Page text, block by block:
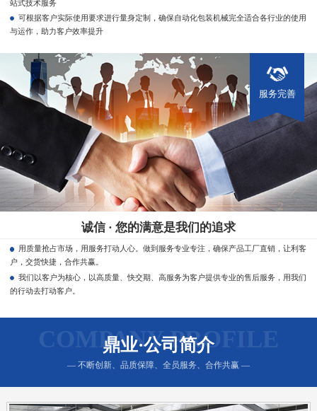
站式技术服务
可根据客户实际使用要求进行量身定制，确保自动化包装机械完全适合各行业的使用
与运作，助力客户效率提升
服务完善
诚信 · 您的满意是我们的追求
用质量抢占市场，用服务打动人心。做到服务专业专注，确保产品工厂直销，让利客
户，交货快捷，合作共赢。
我们以客户为核心，以高质量、快交期、高服务为客户提供专业的售后服务，用我们
的行动去打动客户。
COMPANY PROFILE
鼎业·公司简介
— 不断创新、品质保障、全员服务、合作共赢 —